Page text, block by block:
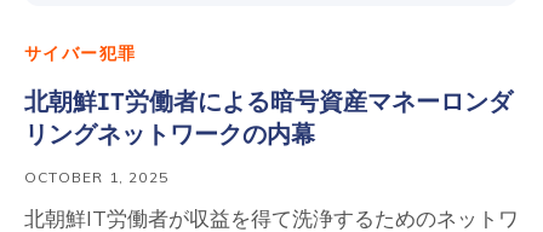
サイバー犯罪
北朝鮮IT労働者による暗号資産マネーロンダ
リングネットワークの内幕
OCTOBER 1, 2025
北朝鮮IT労働者が収益を得て洗浄するためのネットワ